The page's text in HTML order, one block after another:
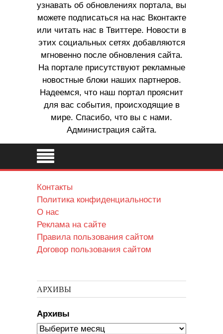
узнавать об обновлениях портала, вы
можете подписаться на нас Вконтакте
или читать нас в Твиттере. Новости в
этих социальных сетях добавляются
мгновенно после обновления сайта.
На портале присутствуют рекламные
новостные блоки наших партнеров.
Надеемся, что наш портал прояснит
для вас события, происходящие в
мире. Спасибо, что вы с нами.
Администрация сайта.
Контакты
Политика конфиденциальности
О нас
Реклама на сайте
Правила пользования сайтом
Договор пользования сайтом
АРХИВЫ
Архивы